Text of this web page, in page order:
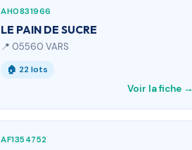
AH0831966
LE PAIN DE SUCRE
📍 05560 VARS
🏠 22 lots
Voir la fiche →
AF1354752